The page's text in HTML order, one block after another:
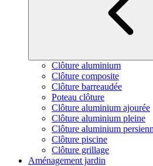
Clôture aluminium
Clôture composite
Clôture barreaudée
Poteau clôture
Clôture aluminium ajourée
Clôture aluminium pleine
Clôture aluminium
Clôture piscine
Clôture grillage
Aménagement jardin